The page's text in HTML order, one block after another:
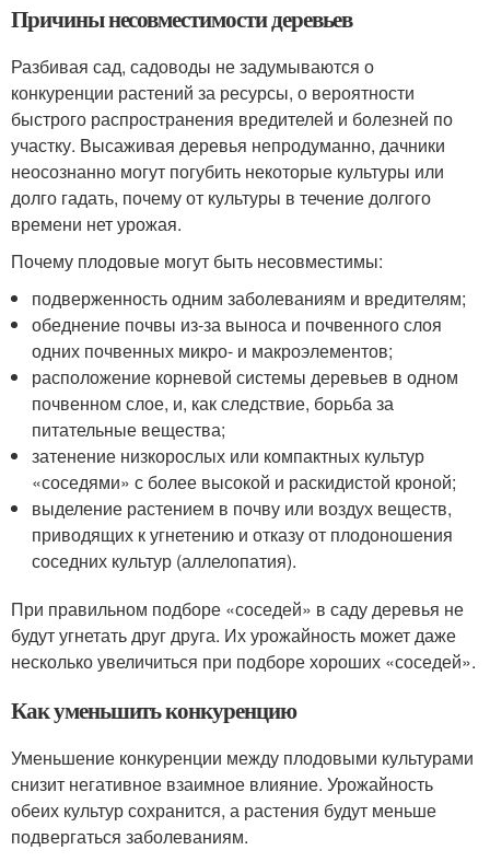
Причины несовместимости деревьев
Разбивая сад, садоводы не задумываются о
конкуренции растений за ресурсы, о вероятности
быстрого распространения вредителей и болезней по
участку. Высаживая деревья непродуманно, дачники
неосознанно могут погубить некоторые культуры или
долго гадать, почему от культуры в течение долгого
времени нет урожая.
Почему плодовые могут быть несовместимы:
подверженность одним заболеваниям и вредителям;
обеднение почвы из-за выноса и почвенного слоя
одних почвенных микро- и макроэлементов;
расположение корневой системы деревьев в одном
почвенном слое, и, как следствие, борьба за
питательные вещества;
затенение низкорослых или компактных культур
«соседями» с более высокой и раскидистой кроной;
выделение растением в почву или воздух веществ,
приводящих к угнетению и отказу от плодоношения
соседних культур (аллелопатия).
При правильном подборе «соседей» в саду деревья не
будут угнетать друг друга. Их урожайность может даже
несколько увеличиться при подборе хороших «соседей».
Как уменьшить конкуренцию
Уменьшение конкуренции между плодовыми культурами
снизит негативное взаимное влияние. Урожайность
обеих культур сохранится, а растения будут меньше
подвергаться заболеваниям.